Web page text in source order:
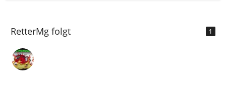
RetterMg folgt 1